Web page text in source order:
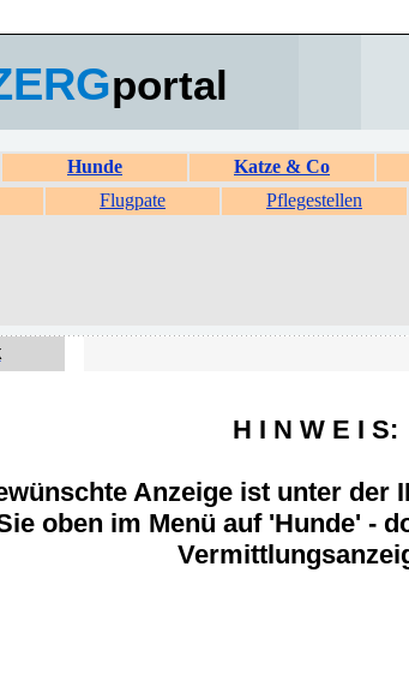
portal
Hunde Katze & Co
Flugpate Pflegestellen
H I N W E I S:
Anzeige ist unter der
oben im Menü auf 'Hunde' -